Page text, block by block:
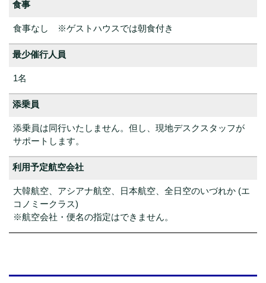
食事
食事なし ※ゲストハウスでは朝食付き
最少催行人員
1名
添乗員
添乗員は同行いたしません。但し、現地デスクスタッフが
サポートします。
利用予定航空会社
大韓航空、アシアナ航空、日本航空、全日空のいづれか (エ
コノミークラス)
※航空会社・便名の指定はできません。